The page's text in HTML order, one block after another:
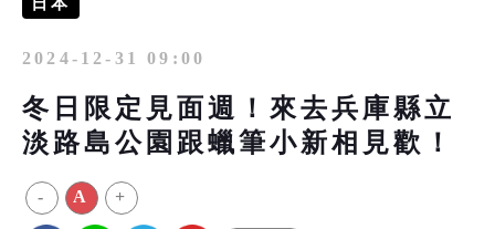
2024-12-31 09:00
冬日限定見面週！來去兵庫縣立
淡路島公園跟蠟筆小新相見歡！
- A +